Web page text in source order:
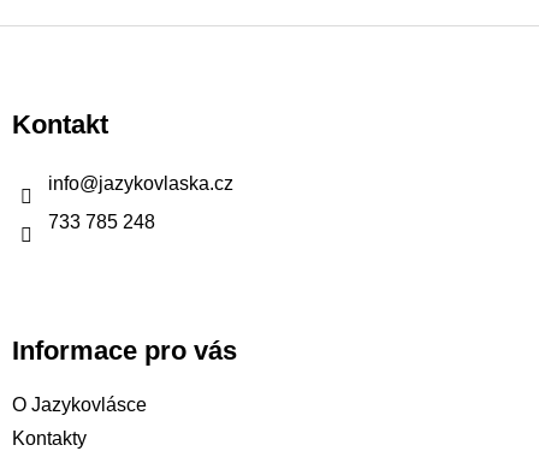
p
aKontakt
info@jazykovlaska.cz
733 785 248
Informace pro vás
O Jazykovlásce
Kontakty